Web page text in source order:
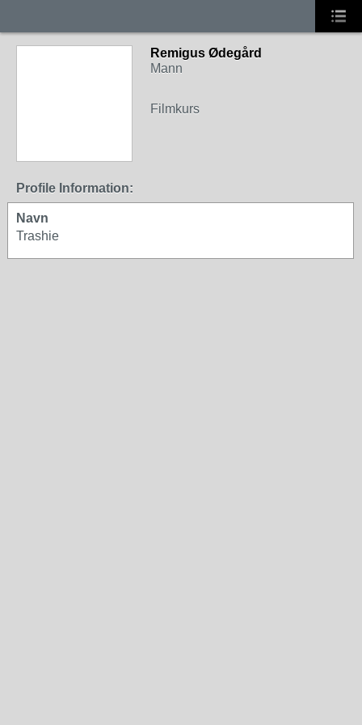
Remigus Ødegård
Mann
Filmkurs
Profile Information:
Navn
Trashie